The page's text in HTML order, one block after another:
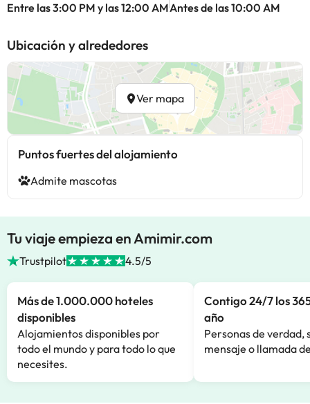
Entre las 3:00 PM y las 12:00 AMAntes de las 10:00 AM
Ubicación y alrededores
Ver mapa
Puntos fuertes del alojamiento
Admite mascotas
Tu viaje empieza en Amimir.com
Trustpilot 4.5/5
Más de 1.000.000 hoteles
disponibles
Alojamientos disponibles por
todo el mundo y para todo lo que
necesites.
Contigo 24/7 los
año
Personas de verdad,
mensaje o llamada